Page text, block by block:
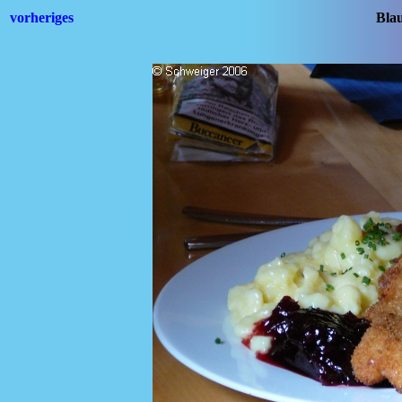
vorheriges